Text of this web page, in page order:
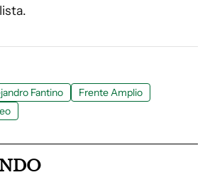
Fantino
Frente Amplio